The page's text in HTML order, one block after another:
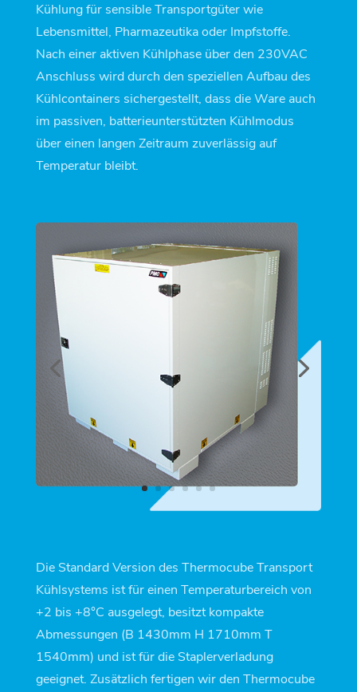
Kühlung für sensible Transportgüter wie
Lebensmittel, Pharmazeutika oder Impfstoffe.
Nach einer aktiven Kühlphase über den 230VAC
Anschluss wird durch den speziellen Aufbau des
Kühlcontainers sichergestellt, dass die Ware auch
im passiven, batterieunterstützten Kühlmodus
über einen langen Zeitraum zuverlässig auf
Temperatur bleibt.
Die Standard Version des Thermocube Transport
Kühlsystems ist für einen Temperaturbereich von
+2 bis +8°C ausgelegt, besitzt kompakte
Abmessungen (B 1430mm H 1710mm T
1540mm) und ist für die Staplerverladung
geeignet. Zusätzlich fertigen wir den Thermocube